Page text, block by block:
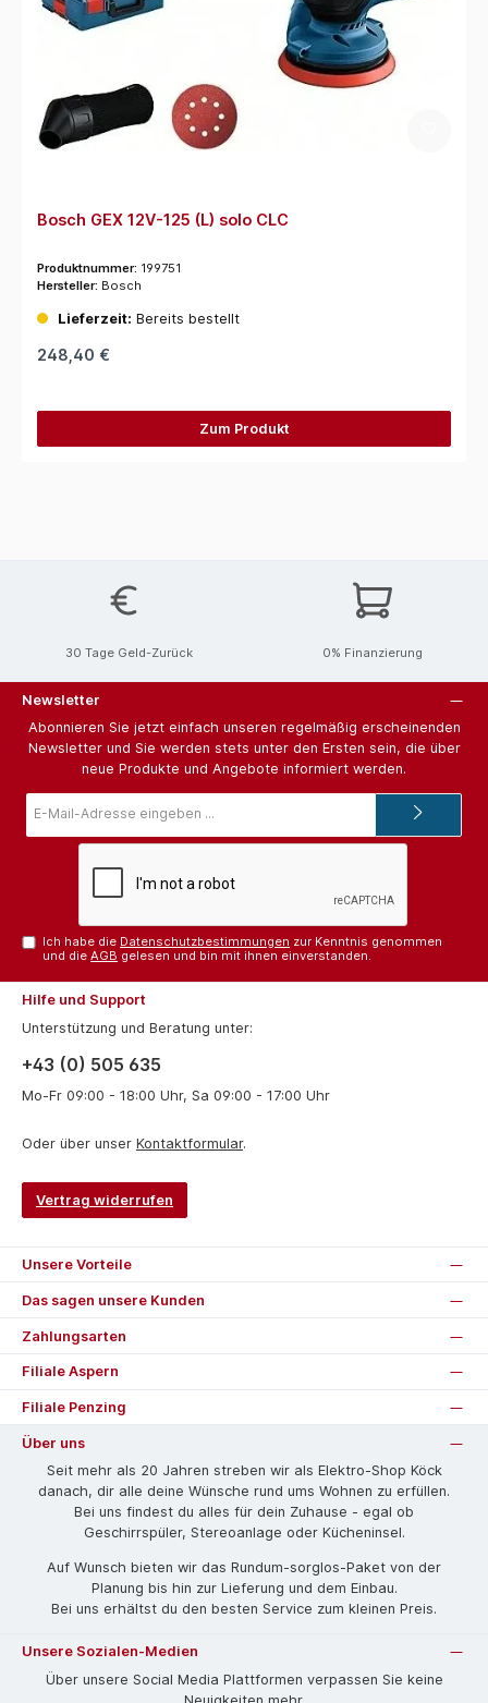
Bosch GEX 12V-125 (L) solo CLC
Produktnummer: 199751
Hersteller: Bosch
Lieferzeit: Bereits bestellt
248,40 €
Zum Produkt
30 Tage Geld-Zurück 0% Finanzierung
Newsletter
Abonnieren Sie jetzt einfach unseren regelmäßig erscheinenden
Newsletter und Sie werden stets unter den Ersten sein, die über
neue Produkte und Angebote informiert werden.
Mail-
Ich habe die Datenschutzbestimmungen zur Kenntnis genommen
und dieAGB gelesen und bin mit ihnen einverstanden.
Hilfe und Support
Unterstützung und Beratung unter:
+43 (0) 505 635
Mo-Fr 09:00 - 18:00 Uhr, Sa 09:00 - 17:00 Uhr
Oder über unser Kontaktformular.
Vertrag widerrufen
Unsere Vorteile
Das sagen unsere Kunden
Zahlungsarten
Filiale Aspern
Filiale Penzing
Über uns
Seit mehr als 20 Jahren streben wir als Elektro-Shop Köck
danach, dir alle deine Wünsche rund ums Wohnen zu erfüllen.
Bei uns findest du alles für dein Zuhause - egal ob
Geschirrspüler, Stereoanlage oder Kücheninsel.
Auf Wunsch bieten wir das Rund­um-sorg­los-Pa­ket von der
Planung bis hin zur Lieferung und dem Einbau.
Bei uns erhältst du den besten Service zum kleinen Preis.
Unsere Sozialen-Medien
Über unsere Social Media Plattformen verpassen Sie keine